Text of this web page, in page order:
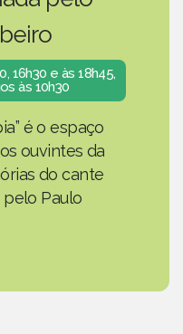
16h30 e às 18h45,
às 10h30
é o espaço
ouvintes da
do cante
Paulo